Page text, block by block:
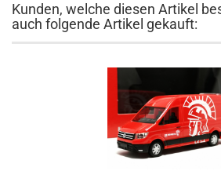
Kunden, welche diesen Artikel
auch folgende Artikel gekauft: